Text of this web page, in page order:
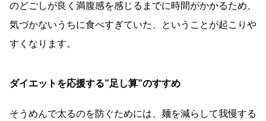
のどごしが良く満腹感を感じるまでに時間がかかるため、
気づかないうちに食べすぎていた、ということが起こりや
すくなります。
ダイエットを応援する”足し算”のすすめ
そうめんで太るのを防ぐためには、麺を減らして我慢する